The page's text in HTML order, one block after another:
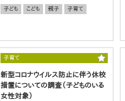
子ども こども 親子 子育て
子育て
新型コロナウイルス防止に伴う休校
措置についての調査（子どものいる
女性対象）